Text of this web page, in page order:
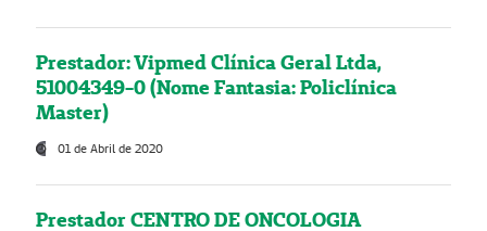
Prestador: Vipmed Clínica Geral Ltda,
51004349-0 (Nome Fantasia: Policlínica
Master)
01 de Abril de 2020
Prestador CENTRO DE ONCOLOGIA